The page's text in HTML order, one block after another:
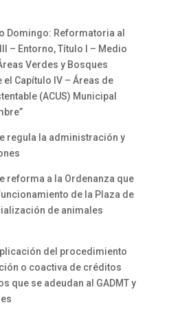
Domingo: Reformatoria al
– Entorno, Título I – Medio
Verdes y Bosques
Capítulo IV – Áreas de
(ACUS) Municipal
regula la administración y
reforma a la Ordenanza que
de la Plaza de
de animales
del procedimiento
o coactiva de créditos
que se adeudan al GADMT y